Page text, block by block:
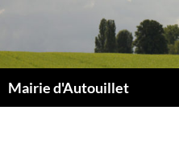
Aller
contenu
Mairie d'Autouillet